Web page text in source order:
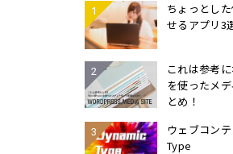
ちょっとし
せるアプリ3
これは参考
を使ったメ
とめ！
ウェブコン
Type